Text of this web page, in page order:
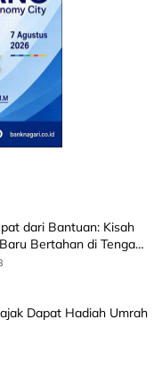
dari Bantuan: Kisah
Bertahan di Tengah
Dapat Hadiah Umrah